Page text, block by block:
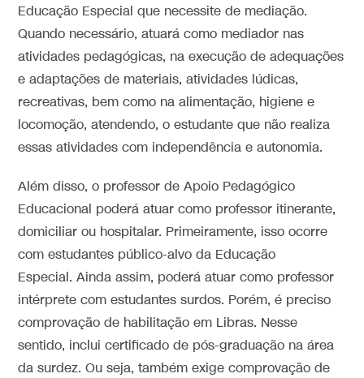
Educação Especial que necessite de mediação.
Quando necessário, atuará como mediador nas
atividades pedagógicas, na execução de adequações
e adaptações de materiais, atividades lúdicas,
recreativas, bem como na alimentação, higiene e
locomoção, atendendo, o estudante que não realiza
essas atividades com independência e autonomia.
Além disso, o professor de Apoio Pedagógico
Educacional poderá atuar como professor itinerante,
domiciliar ou hospitalar. Primeiramente, isso ocorre
com estudantes público-alvo da Educação
Especial. Ainda assim, poderá atuar como professor
intérprete com estudantes surdos. Porém, é preciso
comprovação de habilitação em Libras. Nesse
sentido, inclui certificado de pós-graduação na área
da surdez. Ou seja, também exige comprovação de